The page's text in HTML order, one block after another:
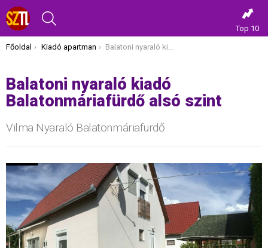
Top 10
Itt vagy most:
Főoldal Kiadó apartman Balatoni nyaraló kiadó Balatonmáriafürdő alsó szint
Balatoni nyaraló kiadó
Balatonmáriafürdő alsó szint
Vilma Nyaraló Balatonmáriafürdő